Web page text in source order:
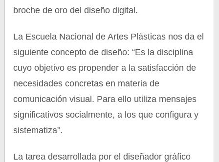
broche de oro del diseño digital.
La Escuela Nacional de Artes Plásticas nos da el
siguiente concepto de diseño: “Es la disciplina
cuyo objetivo es propender a la satisfacción de
necesidades concretas en materia de
comunicación visual. Para ello utiliza mensajes
significativos socialmente, a los que configura y
sistematiza”.
La tarea desarrollada por el diseñador gráfico